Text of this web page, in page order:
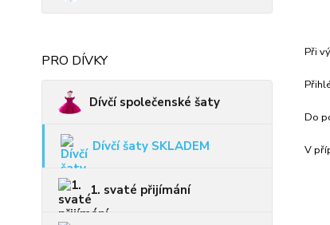
PRO DÍVKY
Dívčí společenské šaty
Dívčí šaty SKLADEM
1. svaté přijímání
Při
Do
V